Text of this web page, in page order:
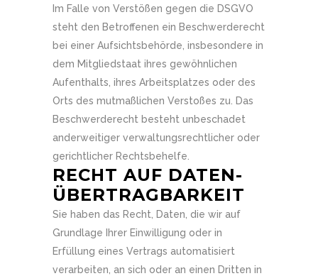
Im Falle von Verstößen gegen die DSGVO
steht den Betroffenen ein Beschwerderecht
bei einer Aufsichtsbehörde, insbesondere in
dem Mitgliedstaat ihres gewöhnlichen
Aufenthalts, ihres Arbeitsplatzes oder des
Orts des mutmaßlichen Verstoßes zu. Das
Beschwerderecht besteht unbeschadet
anderweitiger verwaltungsrechtlicher oder
gerichtlicher Rechtsbehelfe.
RECHT AUF DATEN­
ÜBERTRAG­BARKEIT
Sie haben das Recht, Daten, die wir auf
Grundlage Ihrer Einwilligung oder in
Erfüllung eines Vertrags automatisiert
verarbeiten, an sich oder an einen Dritten in